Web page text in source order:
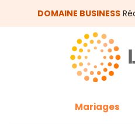
au contenu principal
Passer à la recherche
DOMAINE BUSINESS
Mariages